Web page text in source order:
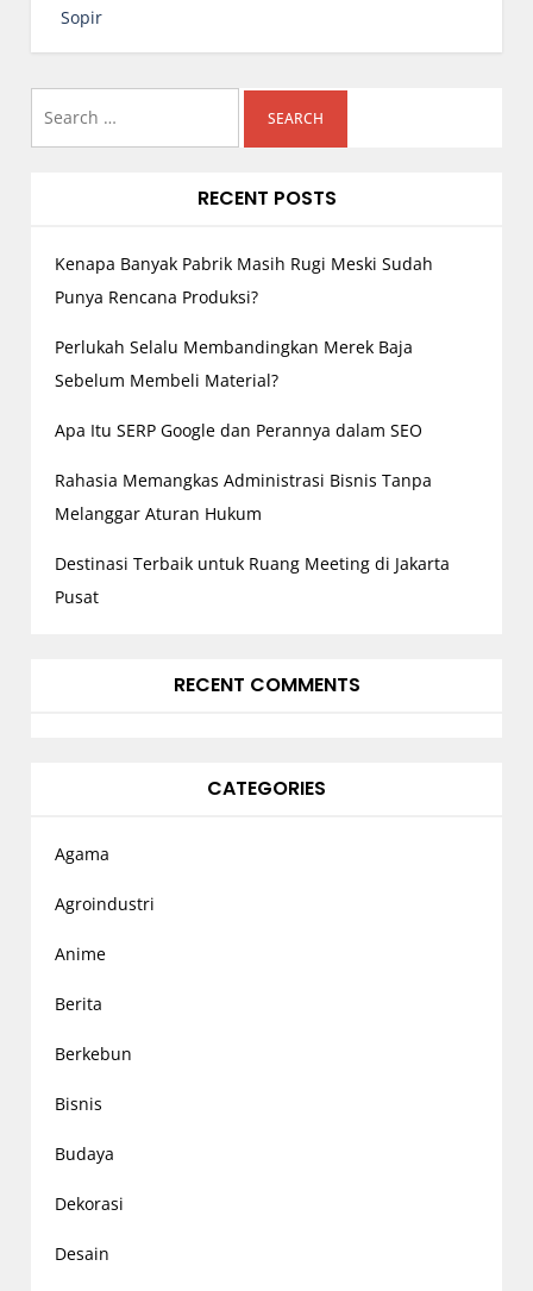
n
a
i
g
o
n
Sopir
RECENT POSTS
Kenapa Banyak Pabrik Masih Rugi Meski Sudah
Punya Rencana Produksi?
Perlukah Selalu Membandingkan Merek Baja
Sebelum Membeli Material?
Apa Itu SERP Google dan Perannya dalam SEO
Rahasia Memangkas Administrasi Bisnis Tanpa
Melanggar Aturan Hukum
Destinasi Terbaik untuk Ruang Meeting di Jakarta
Pusat
RECENT COMMENTS
CATEGORIES
Agama
Agroindustri
Anime
Berita
Berkebun
Bisnis
Budaya
Dekorasi
Desain